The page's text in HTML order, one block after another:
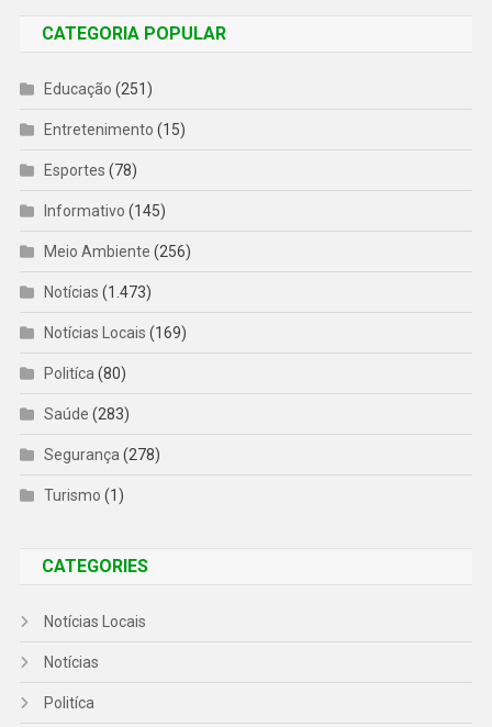
CATEGORIA POPULAR
Educação (251)
Entretenimento (15)
Esportes (78)
Informativo (145)
Meio Ambiente (256)
Notícias (1.473)
Notícias Locais (169)
Politíca(80)
Saúde (283)
Segurança(278)
Turismo (1)
CATEGORIES
Notícias Locais
Notícias
Politíca